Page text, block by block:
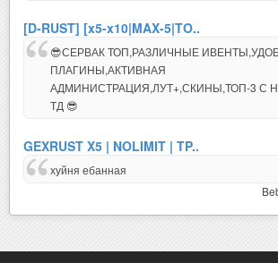
[D-RUST] [x5-x10|MAX-5|TO..
😎СЕРВАК ТОП,РАЗЛИЧНЫЕ
ПЛАГИНЫ,АКТИВНАЯ
АДМИНИСТРАЦИЯ,ЛУТ+,СКИНЫ,ТОП-3 С
ТД 😎
GEXRUST X5 | NOLIMIT | TP..
хуйня ебанная